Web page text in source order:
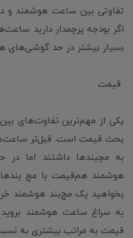
تفاوتی بین ساعت هوشمند و
اگر بودجه پرچمدار دارید
بسیار بیشتر در حد گوشی‌های
قیمت
یکی از مهم‌ترین تفاوت‌های
بحث قیمت است. قبل‌تر
به مچبندها داشتند اما
هوشمند هم‌قیمت با مچ
بخواهید یک مچ‌بند هوشمند
به سراغ ساعت هوشمند
قیمت به مراتب بیشتری به